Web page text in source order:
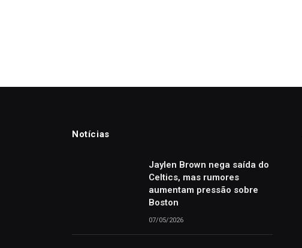
Notícias
Jaylen Brown nega saída do
Celtics, mas rumores
aumentam pressão sobre
Boston
07/05/2026